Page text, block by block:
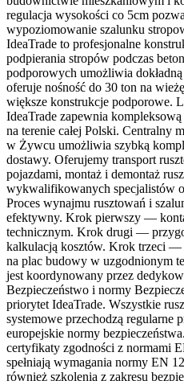
regulacja wysokości co 5cm
wypoziomowanie szalunku
IdeaTrade to profesjonalne
podpierania stropów podczas
podporowych umożliwia
oferuje nośność do 30 ton na
większe konstrukcje podporowe.
IdeaTrade zapewnia
na terenie całej Polski. Centralny
w Żywcu umożliwia szybką
dostawy. Oferujemy transport
pojazdami, montaż i demontaż
wykwalifikowanych specjalistów
Proces wynajmu rusztowań i
efektywny. Krok pierwszy —
technicznym. Krok drugi —
kalkulacją kosztów. Krok trzeci —
na plac budowy w uzgodnionym
jest koordynowany przez
Bezpieczeństwo i normy
priorytet IdeaTrade. Wszystkie
systemowe przechodzą regularne
europejskie normy
certyfikaty zgodności z normami
spełniają wymagania normy EN
również szkolenia z zakresu